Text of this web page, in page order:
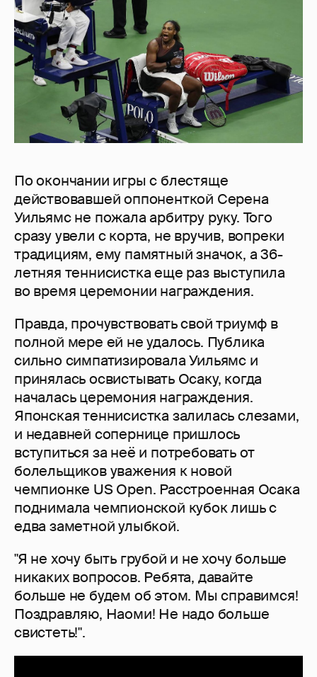
По окончании игры с блестяще
действовавшей оппоненткой Серена
Уильямс не пожала арбитру руку. Того
сразу увели с корта, не вручив, вопреки
традициям, ему памятный значок, а 36-
летняя теннисистка еще раз выступила
во время церемонии награждения.
Правда, прочувствовать свой триумф в
полной мере ей не удалось. Публика
сильно симпатизировала Уильямс и
принялась освистывать Осаку, когда
началась церемония награждения.
Японская теннисистка залилась слезами,
и недавней сопернице пришлось
вступиться за неё и потребовать от
болельщиков уважения к новой
чемпионке US Open. Расстроенная Осака
поднимала чемпионской кубок лишь с
едва заметной улыбкой.
"Я не хочу быть грубой и не хочу больше
никаких вопросов. Ребята, давайте
больше не будем об этом. Мы справимся!
Поздравляю, Наоми! Не надо больше
свистеть!".